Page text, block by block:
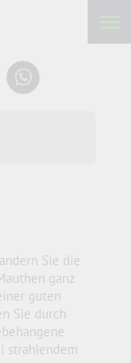
Sie die
ganz
guten
Sie durch
strahlendem